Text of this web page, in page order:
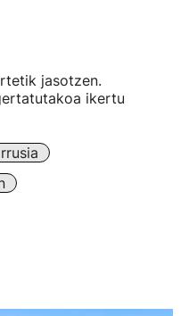
jasotzen.
ikertu